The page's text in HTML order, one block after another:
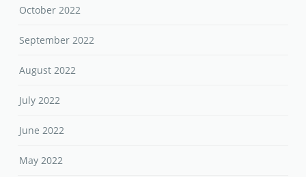
October 2022
September 2022
August 2022
July 2022
June 2022
May 2022